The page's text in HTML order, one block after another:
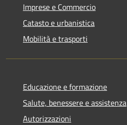
Imprese e Commercio
Catasto e urbanistica
Mobilità e trasporti
Educazione e formazione
Salute, benessere e assistenza
Autorizzazioni